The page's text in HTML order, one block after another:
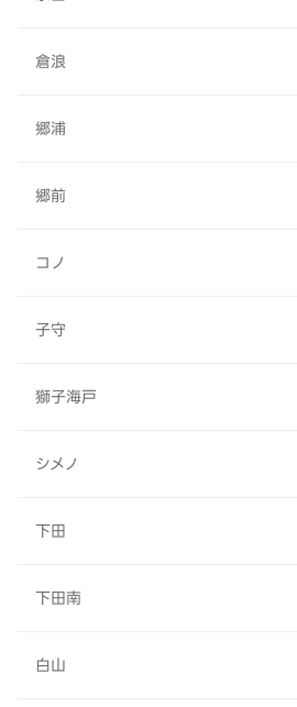
倉浪
郷浦
郷前
コノ
子守
獅子海戸
シメノ
下田
下田南
白山